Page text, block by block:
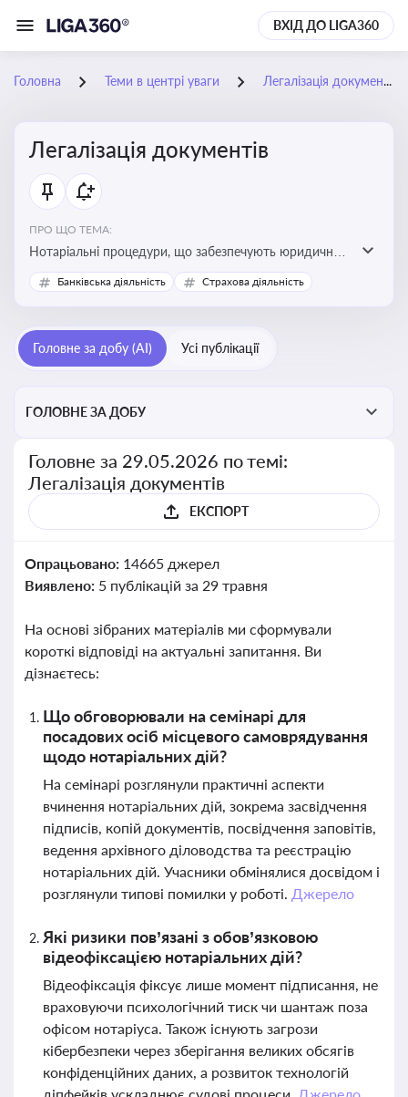
ВХІД ДО LIGA360
Головна Теми в центрі уваги Легалізація документів
Легалізація документів
ПРО ЩО ТЕМА:
Нотаріальні процедури, що забезпечують юридичну
чинність документів та їх використання в
правовідносинах, у тому числі за кордоном.
правильно оформлювати документи, уникати ризиків
недійсності та забезпечувати їх належне прийняття
Банківська діяльність Страхова діяльність
Головне за добу (AI) Усі публікації
ГОЛОВНЕ ЗА ДОБУ
Головне за 29.05.2026 по темі:
Легалізація документів
ЕКСПОРТ
Опрацьовано: 14665 джерел
Виявлено: 5 публікацій за 29 травня
На основі зібраних матеріалів ми сформували
короткі відповіді на актуальні запитання. Ви
дізнаєтесь:
Що обговорювали на семінарі для
посадових осіб місцевого самоврядування
щодо нотаріальних дій?
На семінарі розглянули практичні аспекти
вчинення нотаріальних дій, зокрема засвідчення
підписів, копій документів, посвідчення заповітів,
ведення архівного діловодства та реєстрацію
нотаріальних дій. Учасники обмінялися досвідом і
розглянули типові помилки у роботі. Джерело
Які ризики пов’язані з обов’язковою
відеофіксацією нотаріальних дій?
Відеофіксація фіксує лише момент підписання, не
враховуючи психологічний тиск чи шантаж поза
офісом нотаріуса. Також існують загрози
кібербезпеки через зберігання великих обсягів
конфіденційних даних, а розвиток технологій